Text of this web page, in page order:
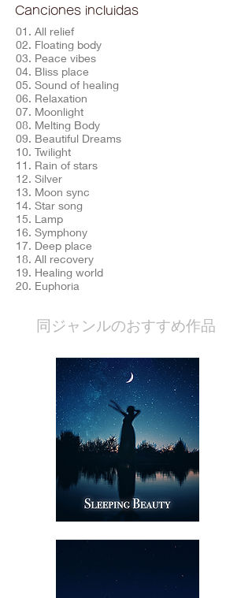
Canciones incluidas
01. All relief
02. Floating body
03. Peace vibes
04. Bliss place
05. Sound of healing
06. Relaxation
07. Moonlight
08. Melting Body
09. Beautiful Dreams
10. Twilight
11. Rain of stars
12. Silver
13. Moon sync
14. Star song
15. Lamp
16. Symphony
17. Deep place
18. All recovery
19. Healing world
20. Euphoria
​同ジャンルのおすすめ作品